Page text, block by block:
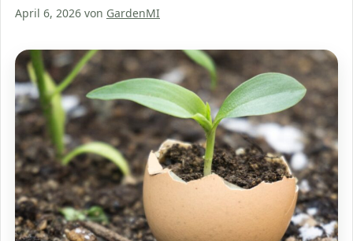
April 6, 2026 von GardenMI